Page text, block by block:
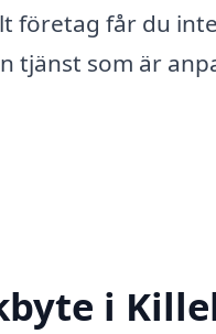
företag får du
tjänst som är
i